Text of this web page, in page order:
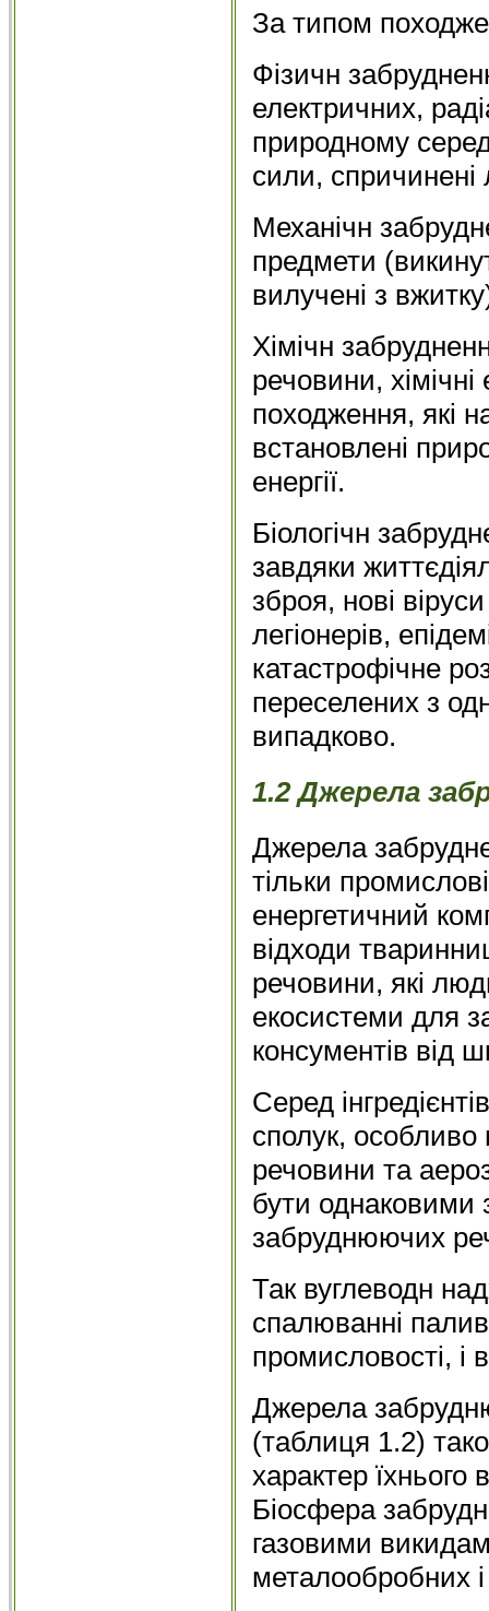
За типом
Фізичн
електричних,
природному
сили,
Механічн
предмети
вилучені з
Хімічн
речовини,
походження, які
встановлені
енергії.
Біологічн
завдяки
зброя, нові
легіонерів,
катастрофічне
переселених з
випадково.
1.2 Джерела
Джерела
тільки
енергетичний
відходи
речовини, які
екосистеми для
консументів від
Серед
сполук, особливо
речовини та
бути однаковими
забруднюючих
Так вуглеводн
спалюванні
промисловості, і
Джерела
(таблиця 1.2)
характер
Біосфера
газовими
металообробних